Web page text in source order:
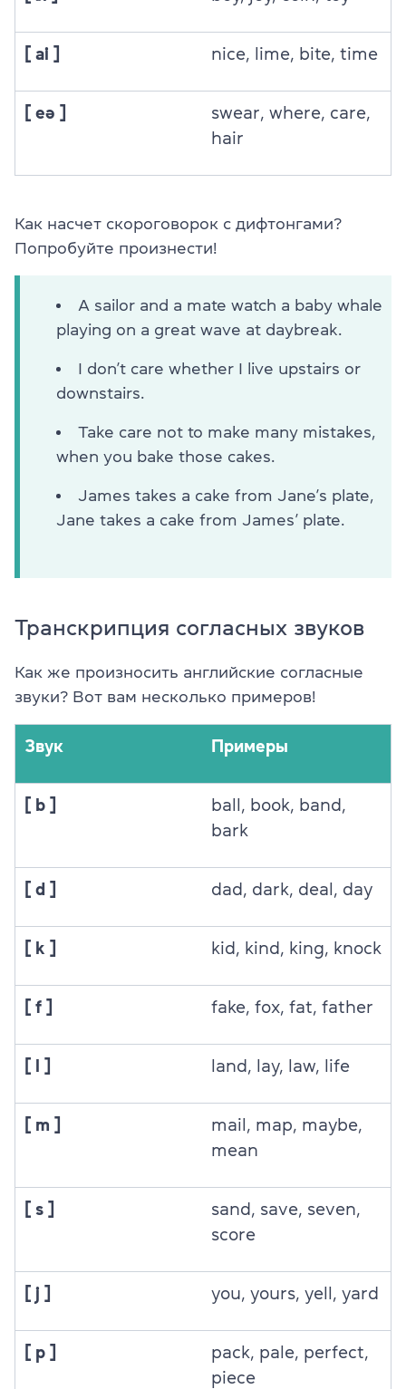
[ ai ] nice, lime, bite, time
[ eə ] swear, where, care,
hair
Как насчет скороговорок с дифтонгами?
Попробуйте произнести!
A sailor and a mate watch a baby whale
playing on a great wave at daybreak.
I don’t care whether I live upstairs or
downstairs.
Take care not to make many mistakes,
when you bake those cakes.
James takes a cake from Jane’s plate,
Jane takes a cake from James’ plate.
Транскрипция согласных звуков
Как же произносить английские согласные
звуки? Вот вам несколько примеров!
Звук Примеры
[ b ]
ball, book, band,
bark
[ d ] dad, dark, deal, day
[ k ] kid, kind, king, knock
[ f ] fake, fox, fat, father
land, lay, law, life
[ m ]
mail, map, maybe,
mean
[ s ]
sand, save, seven,
score
[ j ] you, yours, yell, yard
[ p ]
pack, pale, perfect,
piece